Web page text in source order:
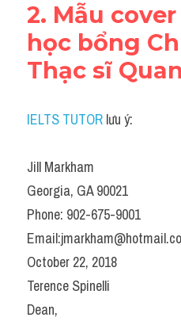
2. Mẫu
học bổng
Thạc sĩ
IELTS TUTOR lưu ý:
Jill Markham
Georgia, GA 90021
Phone: 902-675-9001
October 22, 2018
Terence Spinelli
Dean,